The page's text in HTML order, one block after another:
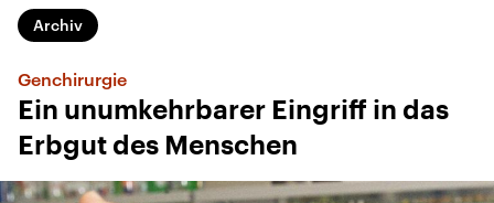
Archiv
Genchirurgie
Ein unumkehrbarer Eingriff in das
Erbgut des Menschen